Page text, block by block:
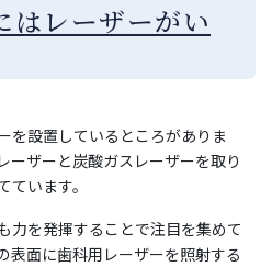
はレーザーがい
を設置しているところがありま
ーザーと炭酸ガスレーザーを取り
います。
力を発揮することで注目を集めて
表面に歯科用レーザーを照射する